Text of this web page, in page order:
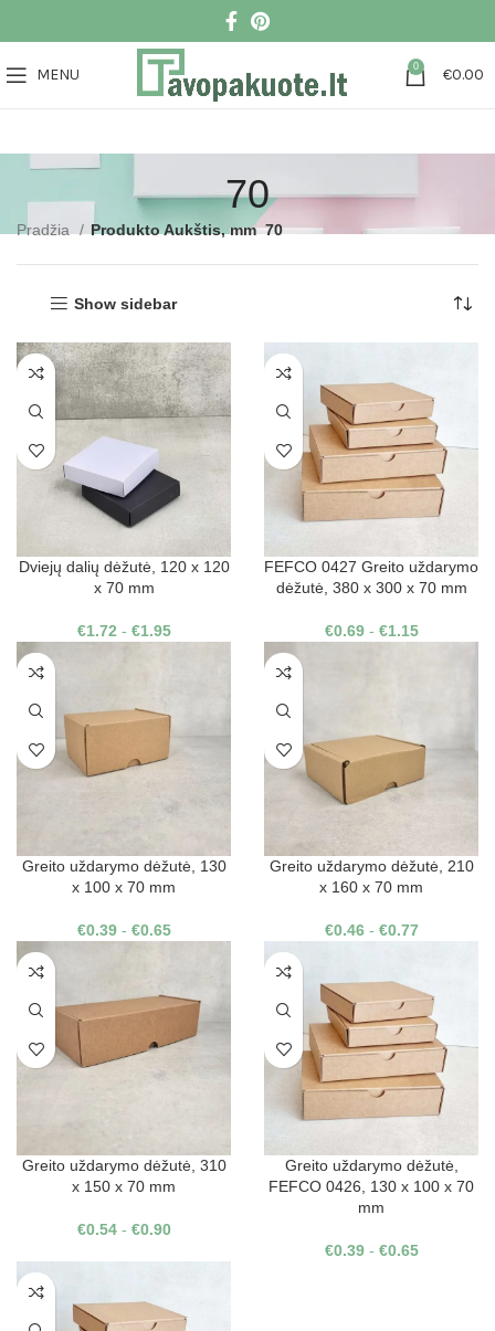
MENU 0 €0.00
70
Pradžia Produkto Aukštis, mm 70
Show sidebar
Dviejų dalių dėžutė, 120 x 120
x 70 mm
€1.72 - €1.95
FEFCO 0427 Greito uždarymo
dėžutė, 380 x 300 x 70 mm
€0.69- €1.15
Greito uždarymo dėžutė, 130
x 100 x 70 mm
€0.39- €0.65
Greito uždarymo dėžutė, 210
x 160 x 70 mm
€0.46- €0.77
Greito uždarymo dėžutė, 310
x 150 x 70 mm
€0.54- €0.90
Greito uždarymo dėžutė,
FEFCO 0426, 130 x 100 x 70
mm
€0.39- €0.65